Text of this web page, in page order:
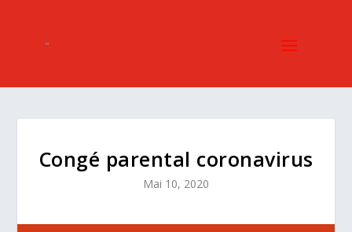
Congé parental coronavirus
Mai 10, 2020